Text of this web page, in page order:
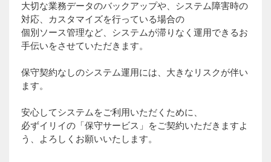
大切な業務データのバックアップや、システム障害時の
対応、カスタマイズを行っている場合の
個別ソース管理など、システムが滞りなく運用できるお
手伝いをさせていただきます。
保守契約なしのシステム運用には、大きなリスクが伴い
ます。
安心してシステムをご利用いただくために、
必ずイリイの「保守サービス」をご契約いただきますよ
う、よろしくお願いいたします。